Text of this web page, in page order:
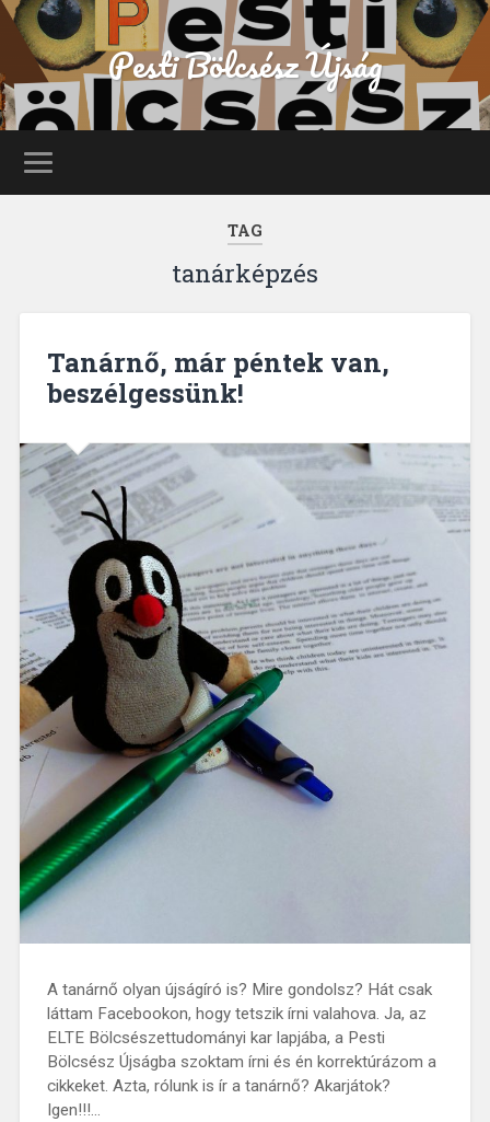
Pesti Bölcsész Újság
TAG
tanárképzés
Tanárnő, már péntek van,
beszélgessünk!
A tanárnő olyan újságíró is? Mire gondolsz? Hát csak
láttam Facebookon, hogy tetszik írni valahova. Ja, az
ELTE Bölcsészettudományi kar lapjába, a Pesti
Bölcsész Újságba szoktam írni és én korrektúrázom a
cikkeket. Azta, rólunk is ír a tanárnő? Akarjátok?
Igen!!!…